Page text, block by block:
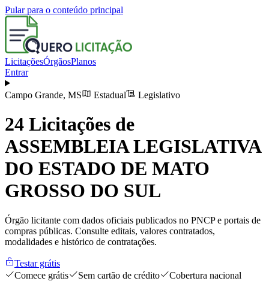
Pular para o conteúdo principal
LicitaçõesÓrgãosPlanos
Entrar
Campo Grande, MS Estadual Legislativo
24 Licitações de
ASSEMBLEIA LEGISLATIVA
DO ESTADO DE MATO
GROSSO DO SUL
Órgão licitante com dados oficiais publicados no PNCP e portais de
compras públicas. Consulte editais, valores contratados,
modalidades e histórico de contratações.
Testar grátis
Comece grátis
Sem cartão de crédito
Cobertura nacional